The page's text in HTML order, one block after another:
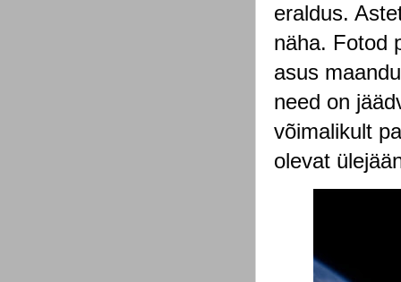
eraldus.
näha. Fotod
asus
need on
võimalikult
olevat